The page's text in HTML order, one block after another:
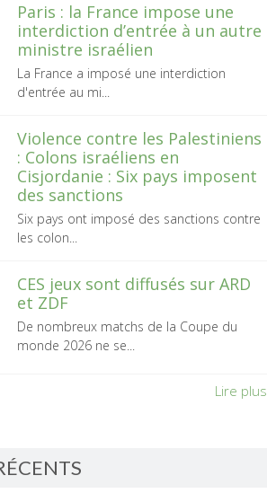
Paris : la France impose une
interdiction d’entrée à un autre
ministre israélien
La France a imposé une interdiction
d'entrée au mi...
Violence contre les Palestiniens
: Colons israéliens en
Cisjordanie : Six pays imposent
des sanctions
Six pays ont imposé des sanctions contre
les colon...
CES jeux sont diffusés sur ARD
et ZDF
De nombreux matchs de la Coupe du
monde 2026 ne se...
Lire plus